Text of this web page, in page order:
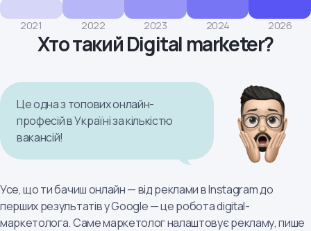
2021 2022 2023 2024 2026
Хто такий Digital marketer?
Усе, що ти бачиш онлайн — від реклами в Instagram до
перших результатів у Google — це робота digital-
маркетолога. Саме маркетолог налаштовує рекламу, пише
Це одна з топових онлайн-
професій в Україні за кількістю
вакансій!